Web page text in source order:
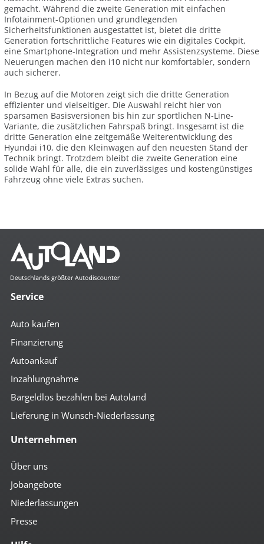
gemacht. Während die zweite Generation mit einfachen
Infotainment-Optionen und grundlegenden
Sicherheitsfunktionen ausgestattet ist, bietet die dritte
Generation fortschrittliche Features wie ein digitales Cockpit,
eine Smartphone-Integration und mehr Assistenzsysteme. Diese
Neuerungen machen den i10 nicht nur komfortabler, sondern
auch sicherer.
In Bezug auf die Motoren zeigt sich die dritte Generation
effizienter und vielseitiger. Die Auswahl reicht hier von
sparsamen Basisversionen bis hin zur sportlichen N-Line-
Variante, die zusätzlichen Fahrspaß bringt. Insgesamt ist die
dritte Generation eine zeitgemäße Weiterentwicklung des
Hyundai i10, die den Kleinwagen auf den neuesten Stand der
Technik bringt. Trotzdem bleibt die zweite Generation eine
solide Wahl für alle, die ein zuverlässiges und kostengünstiges
Fahrzeug ohne viele Extras suchen.
Service
Auto kaufen
Finanzierung
Autoankauf
Inzahlungnahme
Bargeldlos bezahlen bei Autoland
Lieferung in Wunsch-Niederlassung
Unternehmen
Über uns
Jobangebote
Niederlassungen
Presse